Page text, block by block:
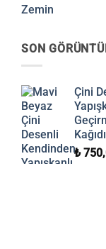
Zemin
SON
Çini
₺